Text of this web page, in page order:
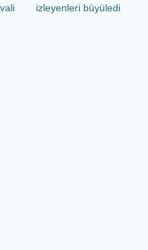
izleyenleri büyüledi